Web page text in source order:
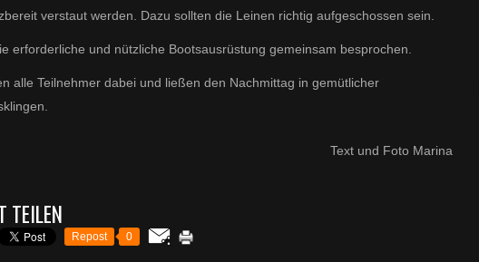
verstaut werden. Dazu sollten die Leinen richtig aufgeschossen sein.
erforderliche und nützliche Bootsausrüstung gemeinsam besprochen.
alle Teilnehmer dabei und ließen den Nachmittag in gemütlicher
Text und Foto Marina
TEILEN
Repost 0